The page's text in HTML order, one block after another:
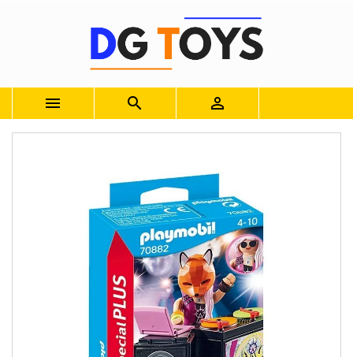
  